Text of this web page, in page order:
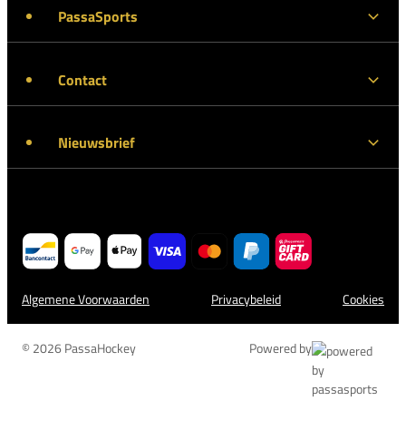
PassaSports
Contact
Nieuwsbrief
Algemene Voorwaarden Privacybeleid Cookies
© 2026 PassaHockey Powered by